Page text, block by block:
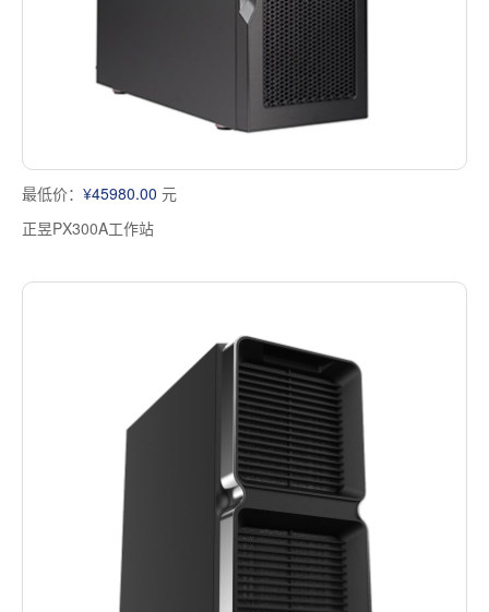
最低价： ¥45980.00 元
正昱PX300A工作站